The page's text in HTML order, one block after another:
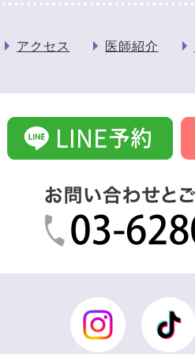
アクセス 医師紹介